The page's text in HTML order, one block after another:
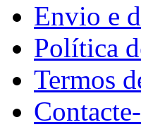
Envio e
Política
Termos